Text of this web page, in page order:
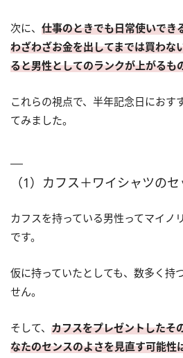
次に、 仕事のときでも日常使いでき
わざわざお金を出してまでは買わな
ると男性としてのランクが上がるも
これらの視点で、半年記念日におす
てみました。
（1）カフス＋ワイシャツのセ
カフスを持っている男性ってマイノ
です。
仮に持っていたとしても、数多く持
せん。
そして、 カフスをプレゼントしたそ
なたのセンスのよさを見直す可能性